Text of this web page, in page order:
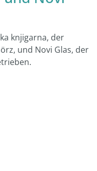
knjigarna, der
und Novi Glas, der